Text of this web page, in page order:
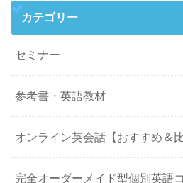
カテゴリー
セミナー
参考書・英語教材
オンライン英会話【おすすめ＆比
完全オーダーメイド型個別英語